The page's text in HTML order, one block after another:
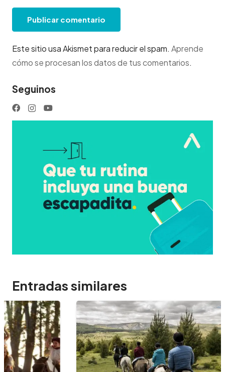
Publicar comentario
Este sitio usa Akismet para reducir el spam. Aprende
cómo se procesan los datos de tus comentarios.
Seguinos
Entradas similares